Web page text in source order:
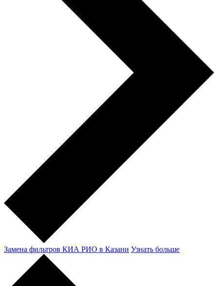
Замена фильтров КИА РИО в Казани Узнать больше